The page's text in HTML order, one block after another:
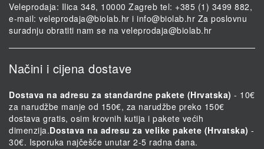
Veleprodaja: Ilica 348, 10000 Zagreb tel: +385 (1) 3499 882,
e-mail: veleprodaja@biolab.hr i info@biolab.hr Za poslovnu
suradnju obratiti nam se na veleprodaja@biolab.hr
Načini i cijena dostave
Dostava na adresu za standardne pakete (Hrvatska) - 10€
za narudžbe manje od 150€, za narudžbe preko 150€
dostava gratis, osim krovnih kutija i pakete većih
dimenzija.Dostava na adresu za velike pakete (Hrvatska) -
30€. Isporuka najčešće unutar 2-5 radna dana.